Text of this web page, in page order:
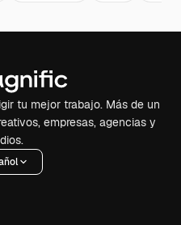
tu mejor trabajo. Más de un
empresas, agencias y